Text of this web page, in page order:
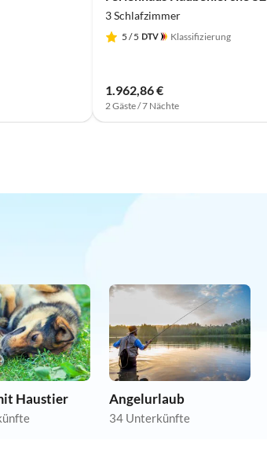
3 Schlafzimmer
5 / 5 Klassifizierung
1.962,86 €
2 Gäste / 7 Nächte
Haustier Angelurlaub
34 Unterkünfte